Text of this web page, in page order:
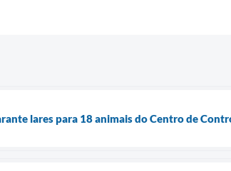
lares para 18 animais do Centro de